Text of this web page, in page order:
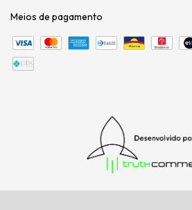
Meios de pagamento